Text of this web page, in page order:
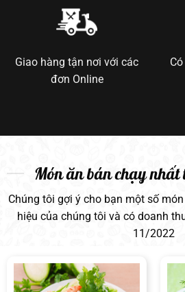
Giao hàng tận nơi với các
đơn Online
Món ăn bán chạy nhất
Chúng tôi gợi ý cho bạn một số
hiệu của chúng tôi và có doanh
11/2022